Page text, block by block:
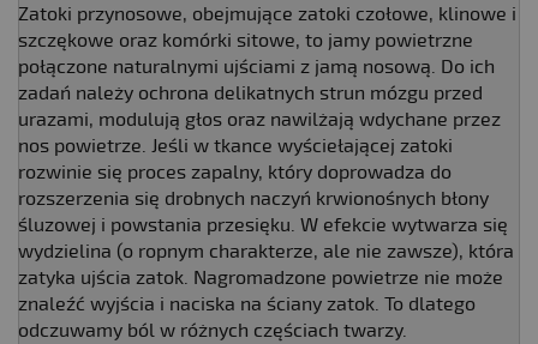
Zatoki przynosowe, obejmujące zatoki czołowe, klinowe i
szczękowe oraz komórki sitowe, to jamy powietrzne
połączone naturalnymi ujściami z jamą nosową. Do ich
zadań należy ochrona delikatnych strun mózgu przed
urazami, modulują głos oraz nawilżają wdychane przez
nos powietrze. Jeśli w tkance wyściełającej zatoki
rozwinie się proces zapalny, który doprowadza do
rozszerzenia się drobnych naczyń krwionośnych błony
śluzowej i powstania przesięku. W efekcie wytwarza się
wydzielina (o ropnym charakterze, ale nie zawsze), która
zatyka ujścia zatok. Nagromadzone powietrze nie może
znaleźć wyjścia i naciska na ściany zatok. To dlatego
odczuwamy ból w różnych częściach twarzy.